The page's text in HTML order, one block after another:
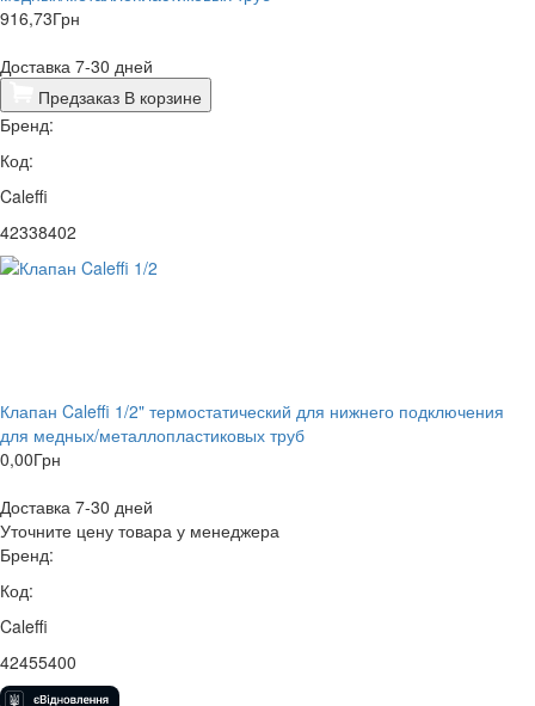
916,73Грн
Доставка 7-30 дней
Предзаказ В корзине
Бренд:
Код:
Caleffi
42338402
Клапан Caleffi 1/2" термостатический для нижнего подключения
для медных/металлопластиковых труб
0,00Грн
Доставка 7-30 дней
Уточните цену товара у менеджера
Бренд:
Код:
Caleffi
42455400